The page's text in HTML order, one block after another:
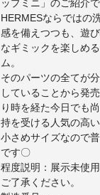
ップミニ」のご紹介で
HERMESならではの
感を備えつつも、遊
なギミックを楽しめ
ム。
そのパーツの全てが
していることから発
り時を経た今日でも
持を受ける人気の高い
小さめサイズなので
です〇
程度説明：展示未使
ご了承ください。